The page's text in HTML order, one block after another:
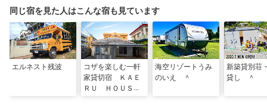
ＢＱ｜駐車場有｜
同じ宿を見た人はこんな宿も見ています
エルネスト残波
コザを楽しむ一軒
家貸切宿 ＫＡＥ
ＲＵ ＨＯＵＳ
海空リゾートうみ
のいえ ＾
新築貸別荘
貸し ＾